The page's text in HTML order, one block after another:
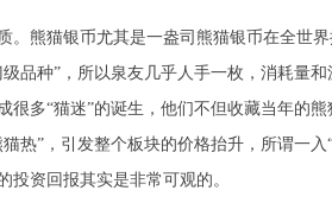
。熊猫银币尤其是一盎司熊猫银币在全世
品种”，所以泉友几乎人手一枚，消耗量
很多“猫迷”的诞生，他们不但收藏当年的
热”，引发整个板块的价格抬升，所谓一
资回报其实是非常可观的。